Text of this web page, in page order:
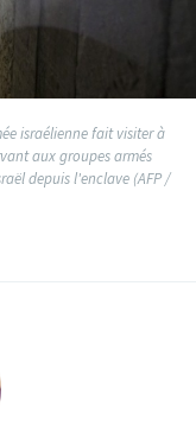
israélienne fait visiter à
aux groupes armés
depuis l'enclave (AFP /